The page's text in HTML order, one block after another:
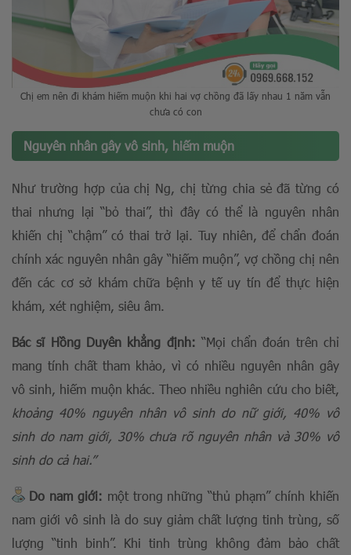
Chị em nên đi khám hiếm muộn khi hai vợ chồng đã lấy nhau 1 năm vẫn
chưa có con
Nguyên nhân gây vô sinh, hiếm muộn
Như trường hợp của chị Ng, chị từng chia sẻ đã từng có
thai nhưng lại “bỏ thai”, thì đây có thể là nguyên nhân
khiến chị “chậm” có thai trở lại. Tuy nhiên, để chẩn đoán
chính xác nguyên nhân gây “hiếm muộn”, vợ chồng chị nên
đến các cơ sở khám chữa bệnh y tế uy tín để thực hiện
khám, xét nghiệm, siêu âm.
Bác sĩ Hồng Duyên khẳng định: “Mọi chẩn đoán trên chỉ
mang tính chất tham khảo, vì có nhiều nguyên nhân gây
vô sinh, hiếm muộn khác. Theo nhiều nghiên cứu cho biết,
khoảng 40% nguyên nhân vô sinh do nữ giới, 40% vô
sinh do nam giới, 30% chưa rõ nguyên nhân và 30% vô
sinh do cả hai.”
Do nam giới: một trong những “thủ phạm” chính khiến
nam giới vô sinh là do suy giảm chất lượng tinh trùng, số
lượng “tinh binh”. Khi tinh trùng không đảm bảo chất